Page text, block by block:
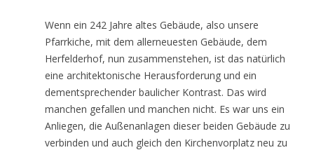
Wenn ein 242 Jahre altes Gebäude, also unsere
Pfarrkiche, mit dem allerneuesten Gebäude, dem
Herfelderhof, nun zusammenstehen, ist das natürlich
eine architektonische Herausforderung und ein
dementsprechender baulicher Kontrast. Das wird
manchen gefallen und manchen nicht. Es war uns ein
Anliegen, die Außenanlagen dieser beiden Gebäude zu
verbinden und auch gleich den Kirchenvorplatz neu zu